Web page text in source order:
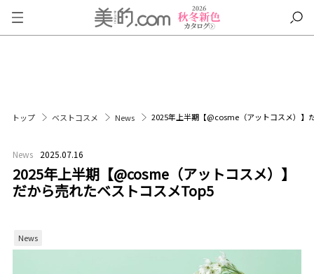
トップ ベストコスメ News 2025年上半期【@cosme（アットコスメ）】
News 2025.07.16
2025年上半期【@cosme（アットコスメ）】
だから売れたベストコスメTop5
News